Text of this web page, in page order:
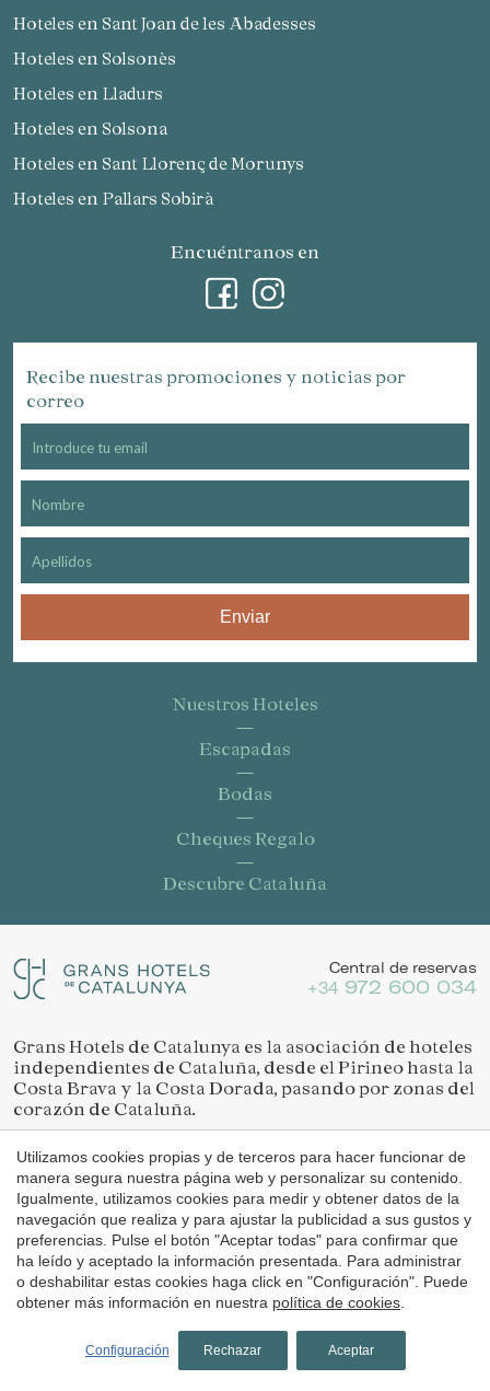
Hoteles en Sant Joan de les Abadesses
Hoteles en Solsonès
Hoteles en Lladurs
Hoteles en Solsona
Hoteles en Sant Llorenç de Morunys
Hoteles en Pallars Sobirà
Encuéntranos en
Recibe nuestras promociones y noticias por
correo
Enviar
Nuestros Hoteles
Escapadas
Bodas
Cheques Regalo
Descubre Cataluña
Central de reservas
+34 972 600 034
Grans Hotels de Catalunya es la asociación de hoteles
independientes de Cataluña, desde el Pirineo hasta la
Costa Brava y la Costa Dorada, pasando por zonas del
corazón de Cataluña.
En Grans Hotels de Catalunya te garantizamos el
mejor precio y condiciones. Reservando a través de
nuestra web estás reservando directamente con el
hotel, sin comisiones y con descuentos que no
encontrarás en ningún otro portal de reservas.
C/ del Turisme, 1,
17253 Vall-llobrega
Utilizamos cookies propias y de terceros para hacer funcionar de
manera segura nuestra página web y personalizar su contenido.
Igualmente, utilizamos cookies para medir y obtener datos de la
navegación que realiza y para ajustar la publicidad a sus gustos y
preferencias. Pulse el botón "Aceptar todas" para confirmar que
ha leído y aceptado la información presentada. Para administrar
o deshabilitar estas cookies haga click en "Configuración". Puede
obtener más información en nuestra política de cookies
Configuración Rechazar Aceptar
Guardar configuración